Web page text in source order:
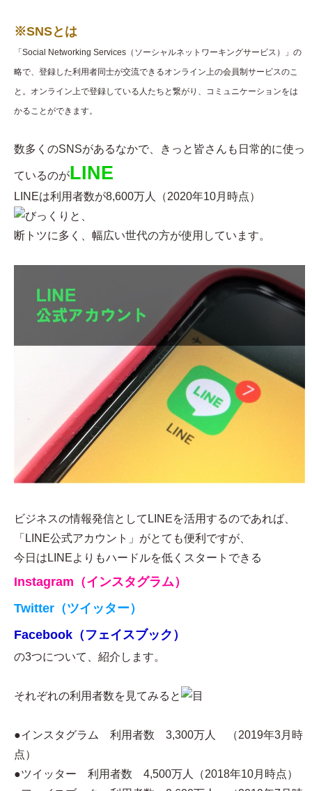
※SNSとは
「Social Networking Services（ソーシャルネットワーキングサービス）」の
略で、登録した利用者同士が交流できるオンライン上の会員制サービスのこ
と。オンライン上で登録している人たちと繋がり、コミュニケーションをは
かることができます。
数多くのSNSがあるなかで、きっと皆さんも日常的に使っ
ているのがLINE
LINEは利用者数が8,600万人（2020年10月時点）
と、
断トツに多く、幅広い世代の方が使用しています。
ビジネスの情報発信としてLINEを活用するのであれば、
「LINE公式アカウント」がとても便利ですが、
今日はLINEよりもハードルを低くスタートできる
Instagram（インスタグラム）
Twitter（ツイッター）
Facebook（フェイスブック）
の3つについて、紹介します。
それぞれの利用者数を見てみると
●インスタグラム 利用者数 3,300万人 （2019年3月時
点）
●ツイッター 利用者数 4,500万人（2018年10月時点）